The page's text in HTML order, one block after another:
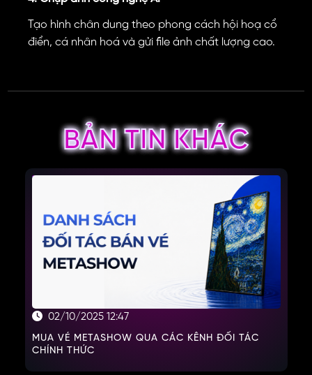
Tạo hình chân dung theo phong cách hội hoạ cổ
điển, cá nhân hoá và gửi file ảnh chất lượng cao.
BẢN TIN KHÁC
02/10/2025 12:47
MUA VÉ METASHOW QUA CÁC KÊNH ĐỐI TÁC
CHÍNH THỨC